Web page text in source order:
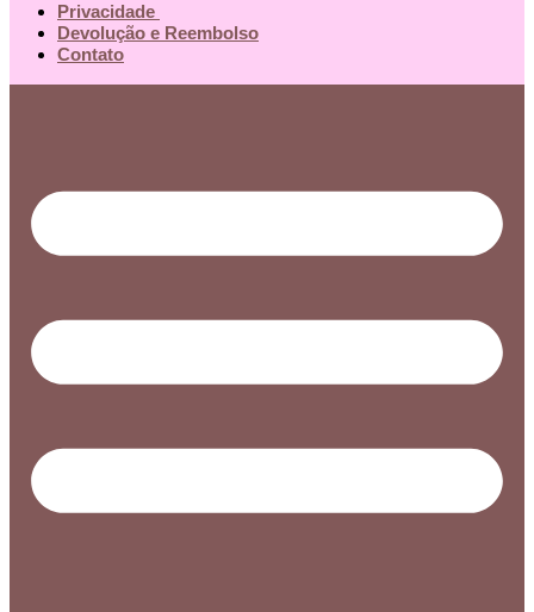
Privacidade
Devolução e Reembolso
Contato